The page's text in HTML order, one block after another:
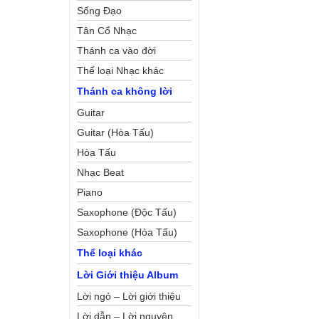
Sống Đạo
Tân Cổ Nhạc
Thánh ca vào đời
Thể loại Nhạc khác
Thánh ca không lời
Guitar
Guitar (Hòa Tấu)
Hòa Tấu
Nhạc Beat
Piano
Saxophone (Độc Tấu)
Saxophone (Hòa Tấu)
Thể loại khác
Lời Giới thiệu Album
Lời ngỏ – Lời giới thiệu
Lời dẫn – Lời nguyện